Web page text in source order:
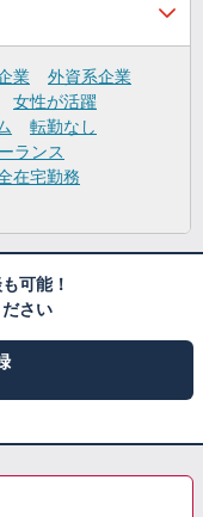
業
外資系企業
女性が活躍
転勤なし
ランス
在宅勤務
可能！
さい